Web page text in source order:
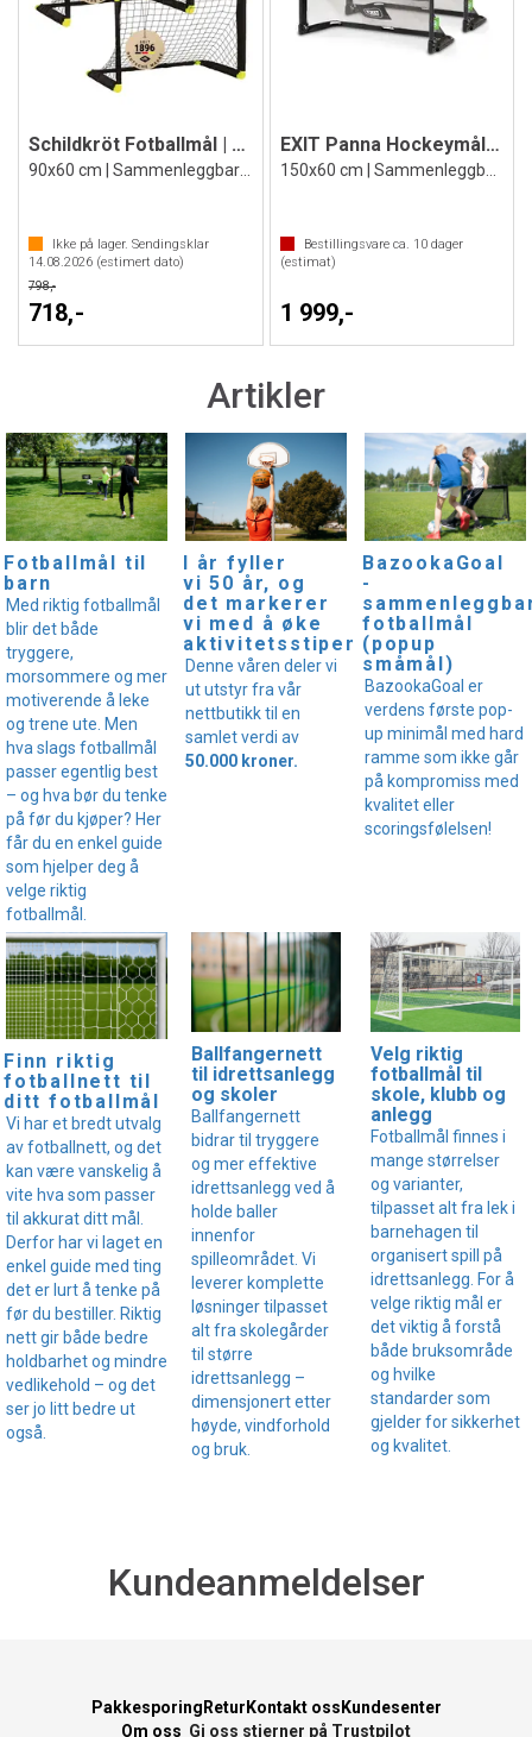
Schildkröt Fotballmål | 2 stk
Ikke på lager. Sendingsklar
14.08.2026 (estimert dato)
798,-
718,-
EXIT Panna Hockeymål 2 stk.
Bestillingsvare ca. 10dager
(estimat)
1 999,-
Artikler
Fotballmål til
barn
Med riktig fotballmål
blir det både
tryggere,
morsommere og mer
motiverende å leke
og trene ute. Men
hva slags fotballmål
passer egentlig best
– og hva bør du tenke
på før du kjøper? Her
får du en enkel guide
som hjelper deg å
velge riktig
fotballmål.
I år fyller
vi 50 år, og
det markerer
vi med å øke
aktivitetsstipendet!
Denne våren deler vi
ut utstyr fra vår
nettbutikk til en
samlet verdi av
50.000 kroner.
BazookaGoal
-
fotballmål
(popup
småmål)
BazookaGoal er
verdens første pop-
up minimål med hard
ramme som ikke går
på kompromiss med
kvalitet eller
scoringsfølelsen!
Finn riktig
fotballnett til
ditt fotballmål
Vi har et bredt utvalg
av fotballnett, og det
kan være vanskelig å
vite hva som passer
til akkurat ditt mål.
Derfor har vi laget en
enkel guide med ting
det er lurt å tenke på
før du bestiller. Riktig
nett gir både bedre
holdbarhet og mindre
vedlikehold – og det
ser jo litt bedre ut
også.
Ballfangernett
til idrettsanlegg
og skoler
Ballfangernett
bidrar til tryggere
og mer effektive
idrettsanlegg ved å
holde baller
innenfor
spilleområdet. Vi
leverer komplette
løsninger tilpasset
alt fra skolegårder
til større
idrettsanlegg –
dimensjonert etter
høyde, vindforhold
og bruk.
Velg riktig
fotballmål til
skole, klubb og
anlegg
Fotballmål finnes i
mange størrelser
og varianter,
tilpasset alt fra lek i
barnehagen til
organisert spill på
idrettsanlegg. For å
velge riktig mål er
det viktig å forstå
både bruksområde
og hvilke
standarder som
gjelder for sikkerhet
og kvalitet.
Kundeanmeldelser
Pakkesporing Retur Kontakt oss Kundesenter
Om oss Gi oss stjerner på Trustpilot